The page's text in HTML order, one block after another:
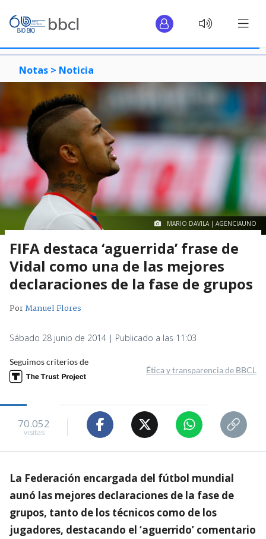
Notas > Noticia
MARIO DAVILA | AGENCIAUNO
FIFA destaca ‘aguerrida’ frase de
Vidal como una de las mejores
declaraciones de la fase de grupos
PorManuel Flores
Sábado 28 junio de 2014 | Publicado a las 11:03
Seguimos criterios de
Ética y transparencia de BBCL
70.052
visitas
La Federación encargada del fútbol mundial
aunó las mejores declaraciones de la fase de
grupos, tanto de los técnicos como de los
jugadores, destacando el ‘aguerrido’ comentario